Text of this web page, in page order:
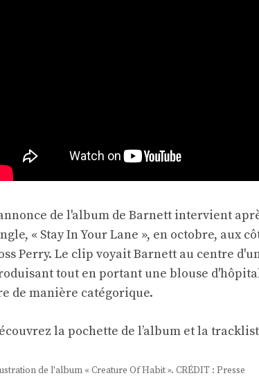
de l'album de Barnett intervient
« Stay In Your Lane », en octobre, aux
Perry. Le clip voyait Barnett au centre
tout en portant une blouse
de manière catégorique.
la pochette de l’album et la
de l'album « Creature Of Habit ». CRÉDIT : Presse